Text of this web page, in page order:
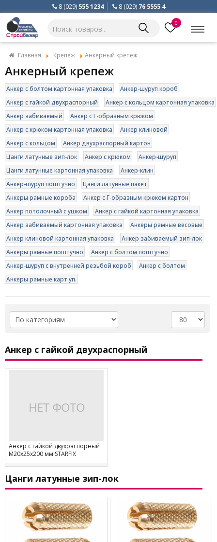
8 (029) 555 1234 8 (029) 76 5555 4
0
Главная Крепеж Анкерный крепеж
Анкерный крепеж
Анкер с болтом картонная упаковка
Анкер-шуруп короб
Анкер с гайкой двухраспорный
Анкер с кольцом картонная упаковка
Анкер забиваемый
Анкер с Г-образным крюком
Анкер с крюком картонная упаковка
Анкер клиновой
Анкер с кольцом
Анкер двухраспорный картон
Цанги латунные зип-лок
Анкер с крюком
Анкер-шуруп
Цанги латунные картонная упаковка
Анкер-клин
Анкер-шуруп поштучно
Цанги латунные пакет
Анкеры рамные короба
Анкер с Г-образным крюком картон
Анкер потолочный с ушком
Анкер с гайкой картонная упаковка
Анкер забиваемый картонная упаковка
Анкеры рамные весовые
Анкер клиновой картонная упаковка
Анкер забиваемый зип-лок
Анкеры рамные поштучно
Анкер с болтом поштучно
Анкер-шуруп с внутренней резьбой короб
Анкер с болтом
Анкеры рамные карт.уп.
Анкер с гайкой двухраспорный
Анкер с гайкой двухраспорный
М20х25х200 мм STARFIX
Цанги латунные зип-лок